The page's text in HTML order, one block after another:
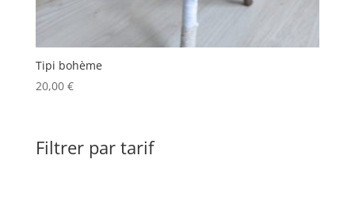
Tipi bohème
20,00 €
Filtrer par tarif